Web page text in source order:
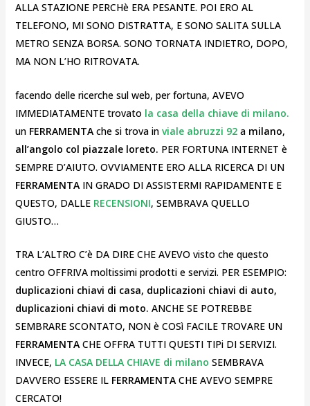
ALLA STAZIONE PERCHè ERA PESANTE. POI ERO AL
TELEFONO, MI SONO DISTRATTA, E SONO SALITA SULLA
METRO SENZA BORSA. SONO TORNATA INDIETRO, DOPO,
MA NON L’HO RITROVATA.
facendo delle ricerche sul web, per fortuna, AVEVO
IMMEDIATAMENTE trovato la casa della chiave di milano.
un FERRAMENTA che si trova in viale abruzzi 92 a milano,
all’angolo col piazzale loreto. PER FORTUNA INTERNET è
SEMPRE D’AIUTO. OVVIAMENTE ERO ALLA RICERCA DI UN
FERRAMENTA IN GRADO DI ASSISTERMI RAPIDAMENTE E
QUESTO, DALLE RECENSIONI, SEMBRAVA QUELLO
GIUSTO…
TRA L’ALTRO C’è DA DIRE CHE AVEVO visto che questo
centro OFFRIVA moltissimi prodotti e servizi. PER ESEMPIO:
duplicazioni chiavi di casa, duplicazioni chiavi di auto,
duplicazioni chiavi di moto. ANCHE SE POTREBBE
SEMBRARE SCONTATO, NON è COSì FACILE TROVARE UN
FERRAMENTA CHE OFFRA TUTTI QUESTI TIPi DI SERVIZI.
INVECE, LA CASA DELLA CHIAVE di milano SEMBRAVA
DAVVERO ESSERE IL FERRAMENTA CHE AVEVO SEMPRE
CERCATO!